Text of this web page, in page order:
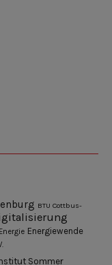
BTU Cottbus-
Energie Energiewende
Sommer